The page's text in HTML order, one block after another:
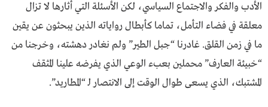
الأدب والفكر والاجتماع السياسي، لكن الأسئلة التي أثارها لا تزال
معلقة في فضاء التأمل، تماما كأبطال رواياته الذين يبحثون عن يقين
ما في زمن القلق. غادرنا “جبل الطير” ولم نغادر دهشته، وخرجنا من
“خبيئة العارف” محملين بعبء الوعي الذي يفرضه علينا المثقف
المشتبك، الذي يسعى طوال الوقت إلى الانتصار لـ “المطاريد”.